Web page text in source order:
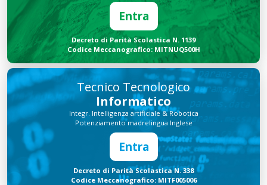
Entra
Decreto di Parità Scolastica N. 1139
Codice Meccanografico: MITNUQ500H
Tecnico Tecnologico
Informatico
Integr. Intelligenza artificiale & Robotica
Potenziamento madrelingua Inglese
Entra
Decreto di Parità Scolastica N. 338
Codice Meccanografico: MITF005006